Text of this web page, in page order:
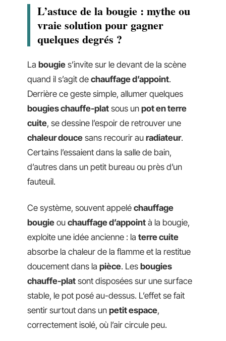
L’astuce de la bougie : mythe ou
vraie solution pour gagner
quelques degrés ?
La bougie s’invite sur le devant de la scène
quand il s’agit de chauffage d’appoint.
Derrière ce geste simple, allumer quelques
bougies chauffe-plat sous un pot en terre
cuite, se dessine l’espoir de retrouver une
chaleur douce sans recourir au radiateur.
Certains l’essaient dans la salle de bain,
d’autres dans un petit bureau ou près d’un
fauteuil.
Ce système, souvent appelé chauffage
bougie ou chauffage d’appoint à la bougie,
exploite une idée ancienne : la terre cuite
absorbe la chaleur de la flamme et la restitue
doucement dans la pièce. Les bougies
chauffe-plat sont disposées sur une surface
stable, le pot posé au-dessus. L’effet se fait
sentir surtout dans un petit espace,
correctement isolé, où l’air circule peu.